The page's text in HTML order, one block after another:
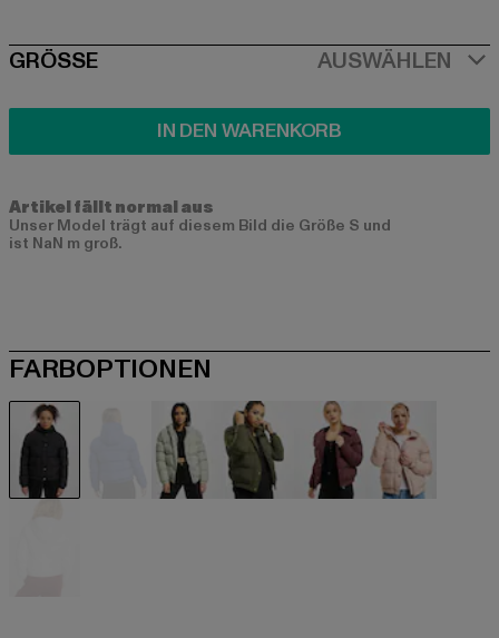
SIZE
GRÖSSE AUSWÄHLEN
IN DEN WARENKORB
Artikel fällt normal aus
Unser Model trägt auf diesem Bild die Größe S und
ist NaN m groß.
FARBOPTIONEN